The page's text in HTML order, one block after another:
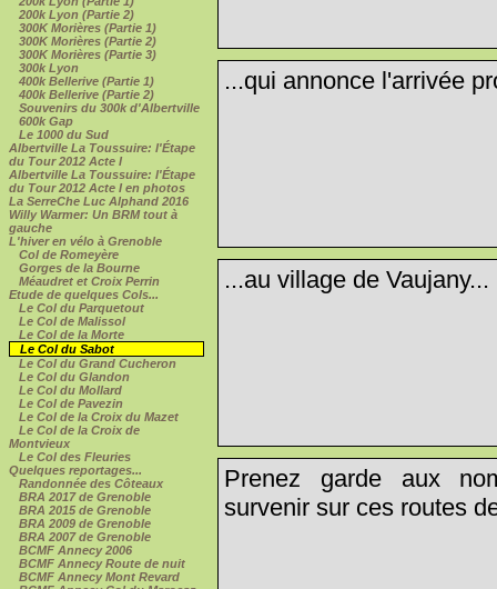
200k Lyon (Partie 2)
300K Morières (Partie 1)
300K Morières (Partie 2)
300K Morières (Partie 3)
300k Lyon
400k Bellerive (Partie 1)
400k Bellerive (Partie 2)
Souvenirs du 300k d'Albertville
600k Gap
Le 1000 du Sud
Albertville La Toussuire: l'Étape
du Tour 2012 Acte I
Albertville La Toussuire: l'Étape
du Tour 2012 Acte I en photos
La SerreChe Luc Alphand 2016
Willy Warmer: Un BRM tout à
gauche
L'hiver en vélo à Grenoble
Col de Romeyère
Gorges de la Bourne
Méaudret et Croix Perrin
Etude de quelques Cols...
Le Col du Parquetout
Le Col de Malissol
Le Col de la Morte
Le Col du Sabot
Le Col du Grand Cucheron
Le Col du Glandon
Le Col du Mollard
Le Col de Pavezin
Le Col de la Croix du Mazet
Le Col de la Croix de
Montvieux
Le Col des Fleuries
Quelques reportages...
Randonnée des Côteaux
BRA 2017 de Grenoble
BRA 2015 de Grenoble
BRA 2009 de Grenoble
BRA 2007 de Grenoble
BCMF Annecy 2006
BCMF Annecy Route de nuit
BCMF Annecy Mont Revard
...qui annonce l'arrivée
...au village de Vaujany...
Prenez garde aux
survenir sur ces routes